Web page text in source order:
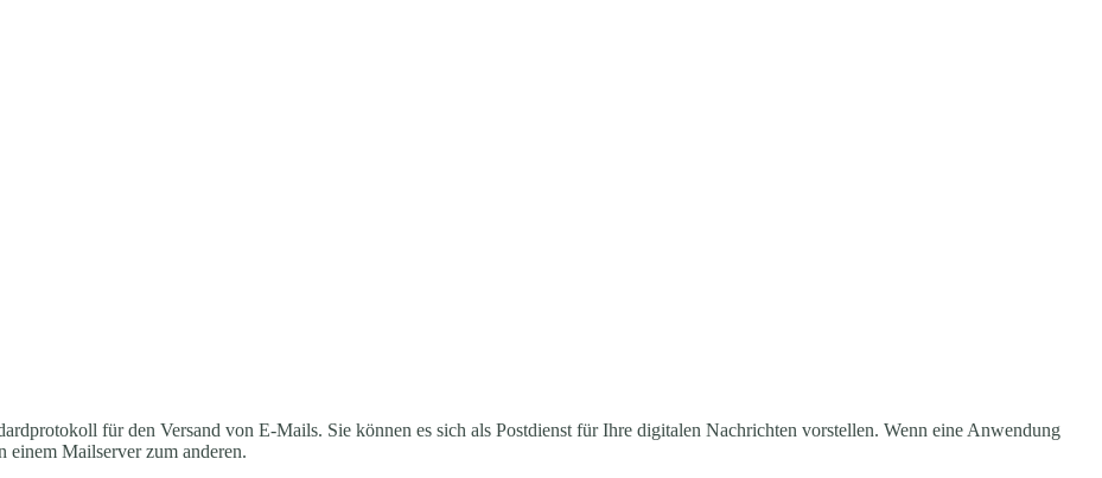
für den Versand von E-Mails. Sie können es sich als Postdienst für Ihre digitalen Nachrichten vorstellen. Wenn eine Anwendung
Mailserver zum anderen.